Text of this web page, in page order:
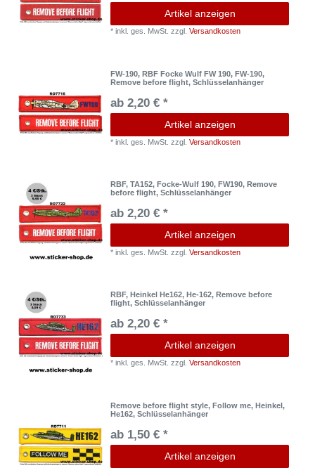
Artikel anzeigen
*inkl. ges. MwSt. zzgl.Versandkosten
FW-190, RBF Focke Wulf FW 190, FW-190,
Remove before flight, Schlüsselanhänger
ab 2,20 € *
Artikel anzeigen
*inkl. ges. MwSt. zzgl.Versandkosten
RBF, TA152, Focke-Wulf 190, FW190, Remove
before flight, Schlüsselanhänger
ab 2,20 € *
Artikel anzeigen
*inkl. ges. MwSt. zzgl.Versandkosten
RBF, Heinkel He162, He-162, Remove before
flight, Schlüsselanhänger
ab 2,20 € *
Artikel anzeigen
*inkl. ges. MwSt. zzgl.Versandkosten
Remove before flight style, Follow me, Heinkel,
He162, Schlüsselanhänger
ab 1,50 € *
Artikel anzeigen